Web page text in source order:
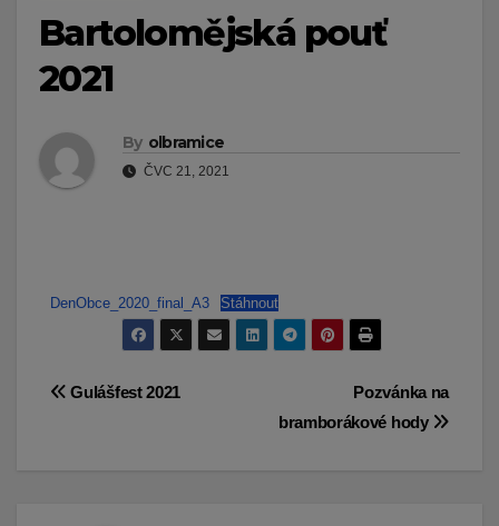
Bartolomějská pouť
2021
By olbramice
ČVC 21, 2021
DenObce_2020_final_A3 Stáhnout
Navigace
Pozvánka na
bramborákové hody
Gulášfest 2021